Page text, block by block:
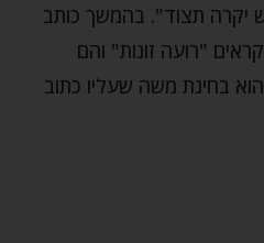
יקרה תצוד". בהמשך כותב
"רועה זונות" והם
בחינת משה שעליו כתוב